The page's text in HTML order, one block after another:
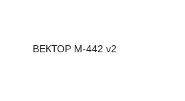
ВЕКТОР М-442 v2